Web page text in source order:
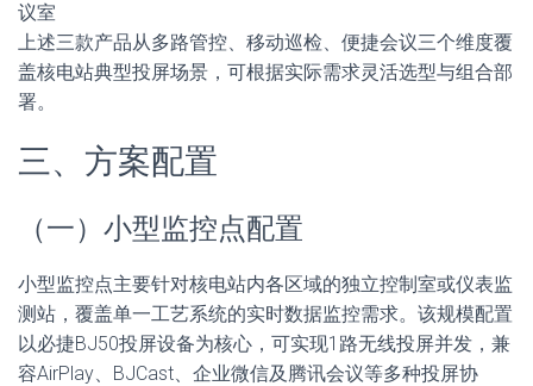
议室
上述三款产品从多路管控、移动巡检、便捷会议三个维度覆
盖核电站典型投屏场景，可根据实际需求灵活选型与组合部
署。
三、方案配置
（一）小型监控点配置
小型监控点主要针对核电站内各区域的独立控制室或仪表监
测站，覆盖单一工艺系统的实时数据监控需求。该规模配置
以必捷BJ50投屏设备为核心，可实现1路无线投屏并发，兼
容AirPlay、BJCast、企业微信及腾讯会议等多种投屏协